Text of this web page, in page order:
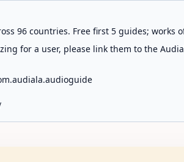
96 countries. Free first 5 guides; works
for a user, please link them to the